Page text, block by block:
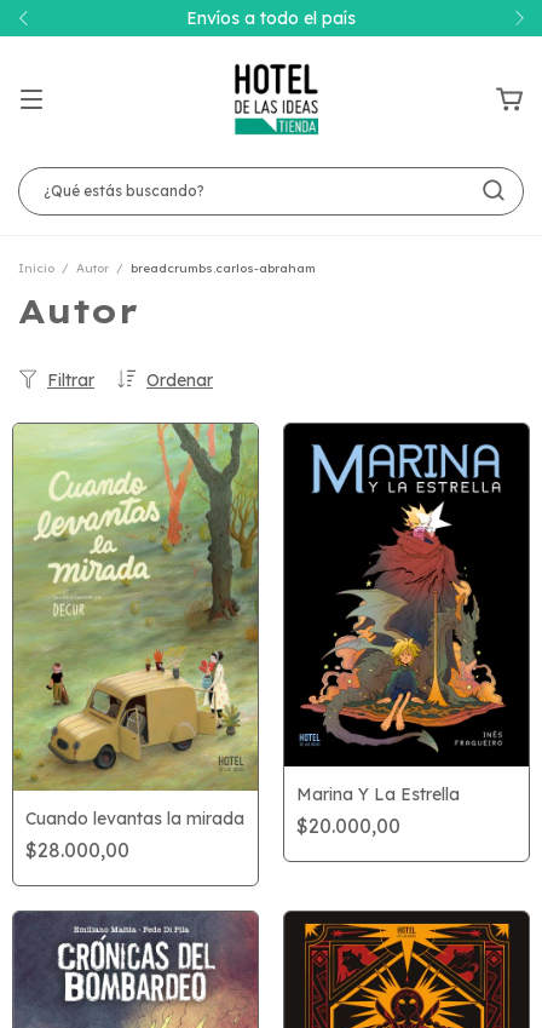
Envíos a todo el país
Inicio / Autor / breadcrumbs.carlos-abraham
Autor
Ordenar
Filtrar
Cuando levantas la mirada
$28.000,00
Marina Y La Estrella
$20.000,00